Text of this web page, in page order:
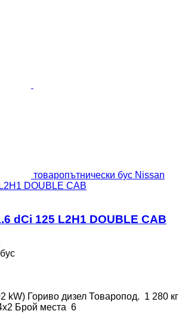
товаропътнически бус Nissan
DOUBLE CAB
dCi 125 L2H1 DOUBLE CAB
kW) Гориво дизел Товаропод. 1 280 кг
Брой места 6